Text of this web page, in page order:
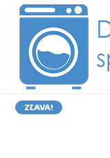
ZĽAVA!